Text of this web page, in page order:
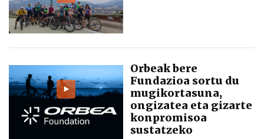
Orbeak bere
Fundazioa sortu du
mugikortasuna,
ongizatea eta gizarte
konpromisoa
sustatzeko